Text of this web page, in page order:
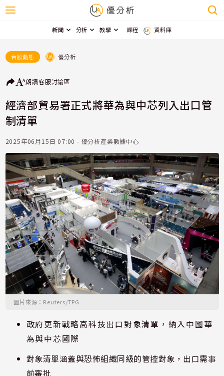
新聞 分析 教學 課程 資料庫
台股動態 優分析
朗讀客服討論區
經濟部貿易署正式將華為與中芯列入出口管
制清單
2025年06月15日 07:00 - 優分析產業數據中心
圖片來源：Reuters/TPG
政府更新戰略高科技出口對象清單，納入中國華
為與中芯國際
對象清單涵蓋與恐怖組織同級的管控對象，出口需事
前審批